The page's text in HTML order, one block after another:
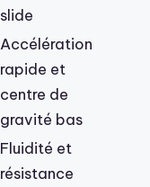
slide
Accélération
rapide et
centre de
gravité bas
Fluidité et
résistance